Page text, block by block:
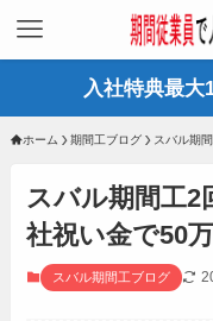
入社特典最大
ホーム 期間工ブログ スバル期
スバル期間工2
社祝い金で50
スバル期間工ブログ